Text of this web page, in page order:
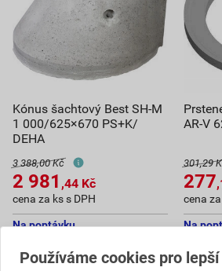
Kónus šachtový Best SH-M
1 000/625×670 PS+K/
DEHA
3 388,00 Kč
2 981 ,44 Kč
cena za ks s DPH
Na poptávku
AR-V
301,29
277
cena
Na
Používáme cookies pro